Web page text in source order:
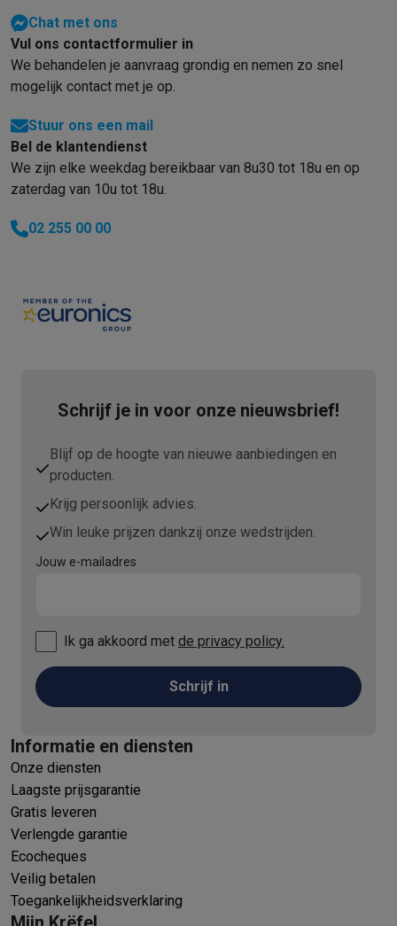
Chat met ons
Vul ons contactformulier in
We behandelen je aanvraag grondig en nemen zo snel
mogelijk contact met je op.
Stuur ons een mail
Bel de klantendienst
We zijn elke weekdag bereikbaar van 8u30 tot 18u en op
zaterdag van 10u tot 18u.
02 255 00 00
Schrijf je in voor onze nieuwsbrief!
Blijf op de hoogte van nieuwe aanbiedingen en
producten.
Krijg persoonlijk advies.
Win leuke prijzen dankzij onze wedstrijden.
Jouw e-mailadres
Ik ga akkoord met de privacy policy.
Schrijf in
Informatie en diensten
Onze diensten
Laagste prijsgarantie
Gratis leveren
Verlengde garantie
Ecocheques
Veilig betalen
Toegankelijkheidsverklaring